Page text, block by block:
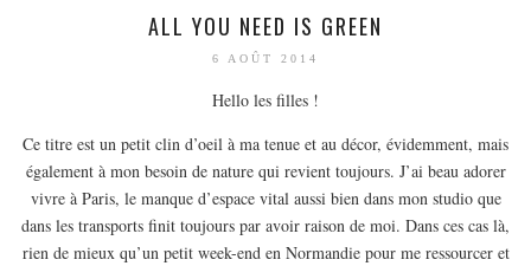
AMÉRIQUE
MEXIQUE
EUROPE
ALL YOU NEED IS GREEN
6 AOÛT 2014
Hello les filles !
Ce titre est un petit clin d’oeil à ma tenue et au décor, évidemment, mais
également à mon besoin de nature qui revient toujours. J’ai beau adorer
vivre à Paris, le manque d’espace vital aussi bien dans mon studio que
dans les transports finit toujours par avoir raison de moi. Dans ces cas là,
rien de mieux qu’un petit week-end en Normandie pour me ressourcer et